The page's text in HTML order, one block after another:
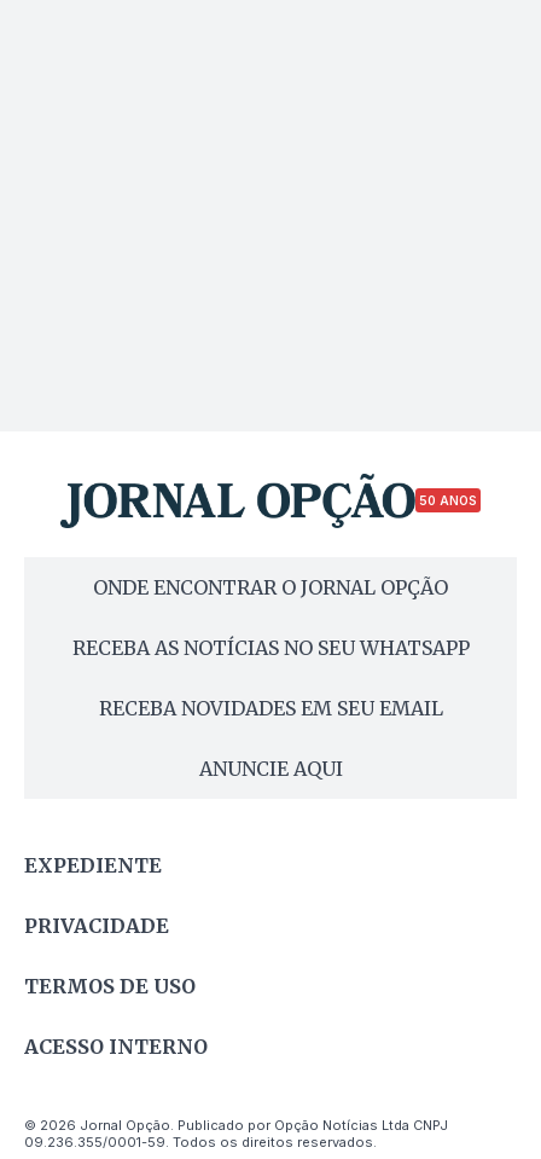
50 ANOS
ONDE ENCONTRAR O JORNAL OPÇÃO
RECEBA AS NOTÍCIAS NO SEU WHATSAPP
RECEBA NOVIDADES EM SEU EMAIL
ANUNCIE AQUI
EXPEDIENTE
PRIVACIDADE
TERMOS DE USO
ACESSO INTERNO
© 2026 Jornal Opção. Publicado por Opção Notícias Ltda CNPJ
09.236.355/0001-59. Todos os direitos reservados.